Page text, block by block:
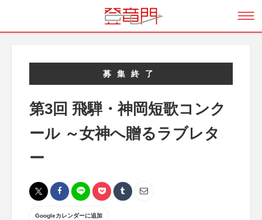
募集終了
第3回 飛騨・神岡短歌コンク
ール ～女神へ贈るラブレタ
ー
Googleカレンダーに追加